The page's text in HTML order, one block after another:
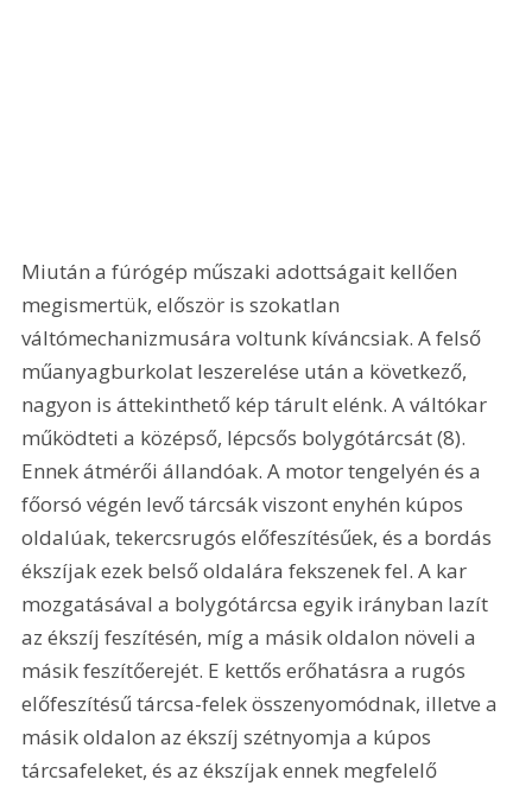
Miután a fúrógép műszaki adottságait kellően
megismertük, először is szokatlan
váltómechanizmusára voltunk kíváncsiak. A felső
műanyagburkolat leszerelése után a következő,
nagyon is áttekinthető kép tárult elénk. A váltókar
működteti a középső, lépcsős bolygótárcsát (8).
Ennek átmérői állandóak. A motor tengelyén és a
főorsó végén levő tárcsák viszont enyhén kúpos
oldalúak, tekercsrugós előfeszítésűek, és a bordás
ékszíjak ezek belső oldalára fekszenek fel. A kar
mozgatásával a bolygótárcsa egyik irányban lazít
az ékszíj feszítésén, míg a másik oldalon növeli a
másik feszítőerejét. E kettős erőhatásra a rugós
előfeszítésű tárcsa-felek összenyomódnak, illetve a
másik oldalon az ékszíj szétnyomja a kúpos
tárcsafeleket, és az ékszíjak ennek megfelelő